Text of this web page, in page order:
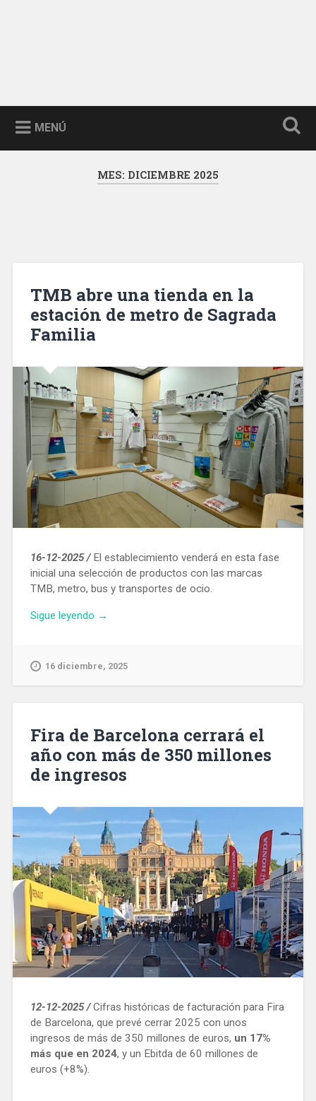
MENÚ
MES: DICIEMBRE 2025
TMB abre una tienda en la
estación de metro de Sagrada
Familia
16-12-2025 /El establecimiento venderá en esta fase
inicial una selección de productos con las marcas
TMB, metro, bus y transportes de ocio.
Sigue leyendo «TMB
tienda
metro
de
Sagrada
→
16 diciembre, 2025
Fira de Barcelona cerrará el
año con más de 350 millones
de ingresos
12-12-2025 /Cifras históricas de facturación para Fira
de Barcelona, que prevé cerrar 2025 con unos
ingresos de más de 350 millones de euros, un 17%
más que en 2024, y un Ebitda de 60 millones de
euros (+8%).